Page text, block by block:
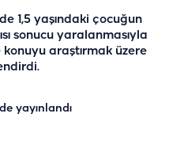
1,5 yaşındaki çocuğun
sonucu yaralanmasıyla
araştırmak üzere
yayınlandı